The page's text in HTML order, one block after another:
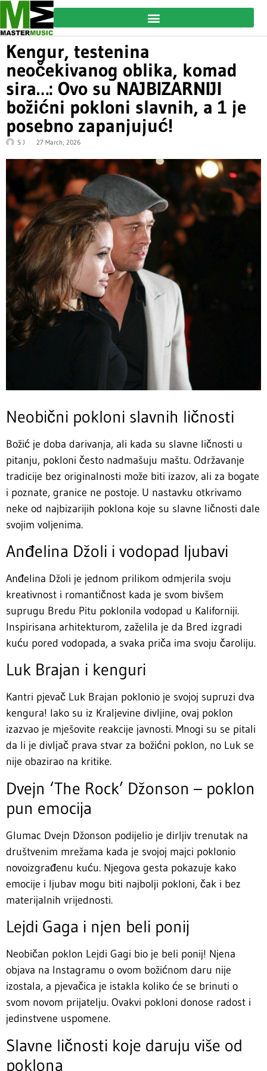
Kengur, testenina
neočekivanog oblika, komad
sira…: Ovo su NAJBIZARNIJI
božićni pokloni slavnih, a 1 je
posebno zapanjujuć!
S J 27 March, 2026
Neobični pokloni slavnih ličnosti
Božić je doba darivanja, ali kada su slavne ličnosti u
pitanju, pokloni često nadmašuju maštu. Održavanje
tradicije bez originalnosti može biti izazov, ali za bogate
i poznate, granice ne postoje. U nastavku otkrivamo
neke od najbizarijih poklona koje su slavne ličnosti dale
svojim voljenima.
Anđelina Džoli i vodopad ljubavi
Anđelina Džoli je jednom prilikom odmjerila svoju
kreativnost i romantičnost kada je svom bivšem
suprugu Bredu Pitu poklonila vodopad u Kaliforniji.
Inspirisana arhitekturom, zaželila je da Bred izgradi
kuću pored vodopada, a svaka priča ima svoju čaroliju.
Luk Brajan i kenguri
Kantri pjevač Luk Brajan poklonio je svojoj supruzi dva
kengura! Iako su iz Kraljevine divljine, ovaj poklon
izazvao je mješovite reakcije javnosti. Mnogi su se pitali
da li je divljač prava stvar za božićni poklon, no Luk se
nije obazirao na kritike.
Dvejn ‘The Rock’ Džonson – poklon
pun emocija
Glumac Dvejn Džonson podijelio je dirljiv trenutak na
društvenim mrežama kada je svojoj majci poklonio
novoizgrađenu kuću. Njegova gesta pokazuje kako
emocije i ljubav mogu biti najbolji pokloni, čak i bez
materijalnih vrijednosti.
Lejdi Gaga i njen beli ponij
Neobičan poklon Lejdi Gagi bio je beli ponij! Njena
objava na Instagramu o ovom božićnom daru nije
izostala, a pjevačica je istakla koliko će se brinuti o
svom novom prijatelju. Ovakvi pokloni donose radost i
jedinstvene uspomene.
Slavne ličnosti koje daruju više od
poklona